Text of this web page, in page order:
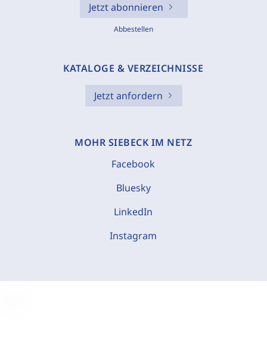
Jetzt abonnieren
Abbestellen
KATALOGE & VERZEICHNISSE
Jetzt anfordern
MOHR SIEBECK IM NETZ
Facebook
Bluesky
LinkedIn
Instagram